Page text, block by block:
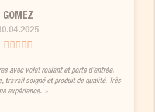
GOMEZ
avec volet roulant et porte d’entrée.
travail soigné et produit de qualité. Très
expérience.